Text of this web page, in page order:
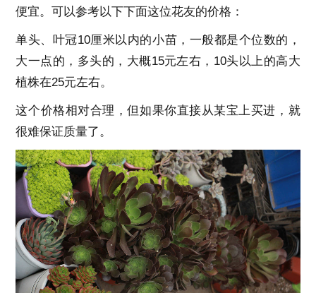
便宜。可以参考以下下面这位花友的价格：
单头、叶冠10厘米以内的小苗，一般都是个位数的，
大一点的，多头的，大概15元左右，10头以上的高大
植株在25元左右。
这个价格相对合理，但如果你直接从某宝上买进，就
很难保证质量了。